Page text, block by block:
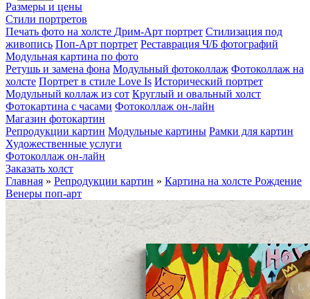
Размеры и цены
Стили портретов
Печать фото на холсте Дрим-Арт портрет Стилизация под
живопись Поп-Арт портрет Реставрация Ч/Б фотографий
Модульная картина по фото
Ретушь и замена фона Модульный фотоколлаж Фотоколлаж на
холсте Портрет в стиле Love Is Исторический портрет
Модульный коллаж из сот Круглый и овальный холст
Фотокартина с часами Фотоколлаж он-лайн
Магазин фотокартин
Репродукции картин Модульные картины Рамки для картин
Художественные услуги
Фотоколлаж он-лайн
Заказать холст
Главная » Репродукции картин » Картина на холсте Рождение
Венеры поп-арт